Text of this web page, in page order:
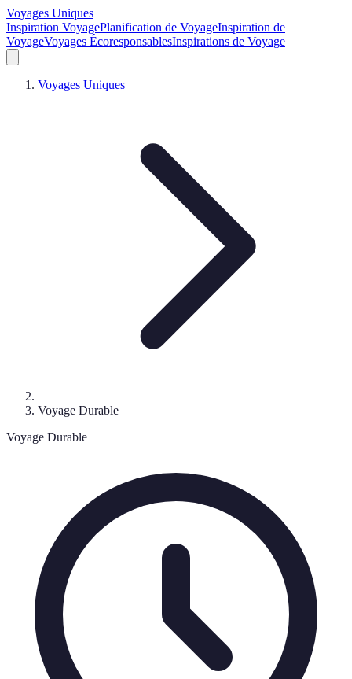
Voyages Uniques
Inspiration VoyagePlanification de VoyageInspiration de
VoyageVoyages ÉcoresponsablesInspirations de Voyage
Voyages Uniques
Voyage Durable
Voyage Durable